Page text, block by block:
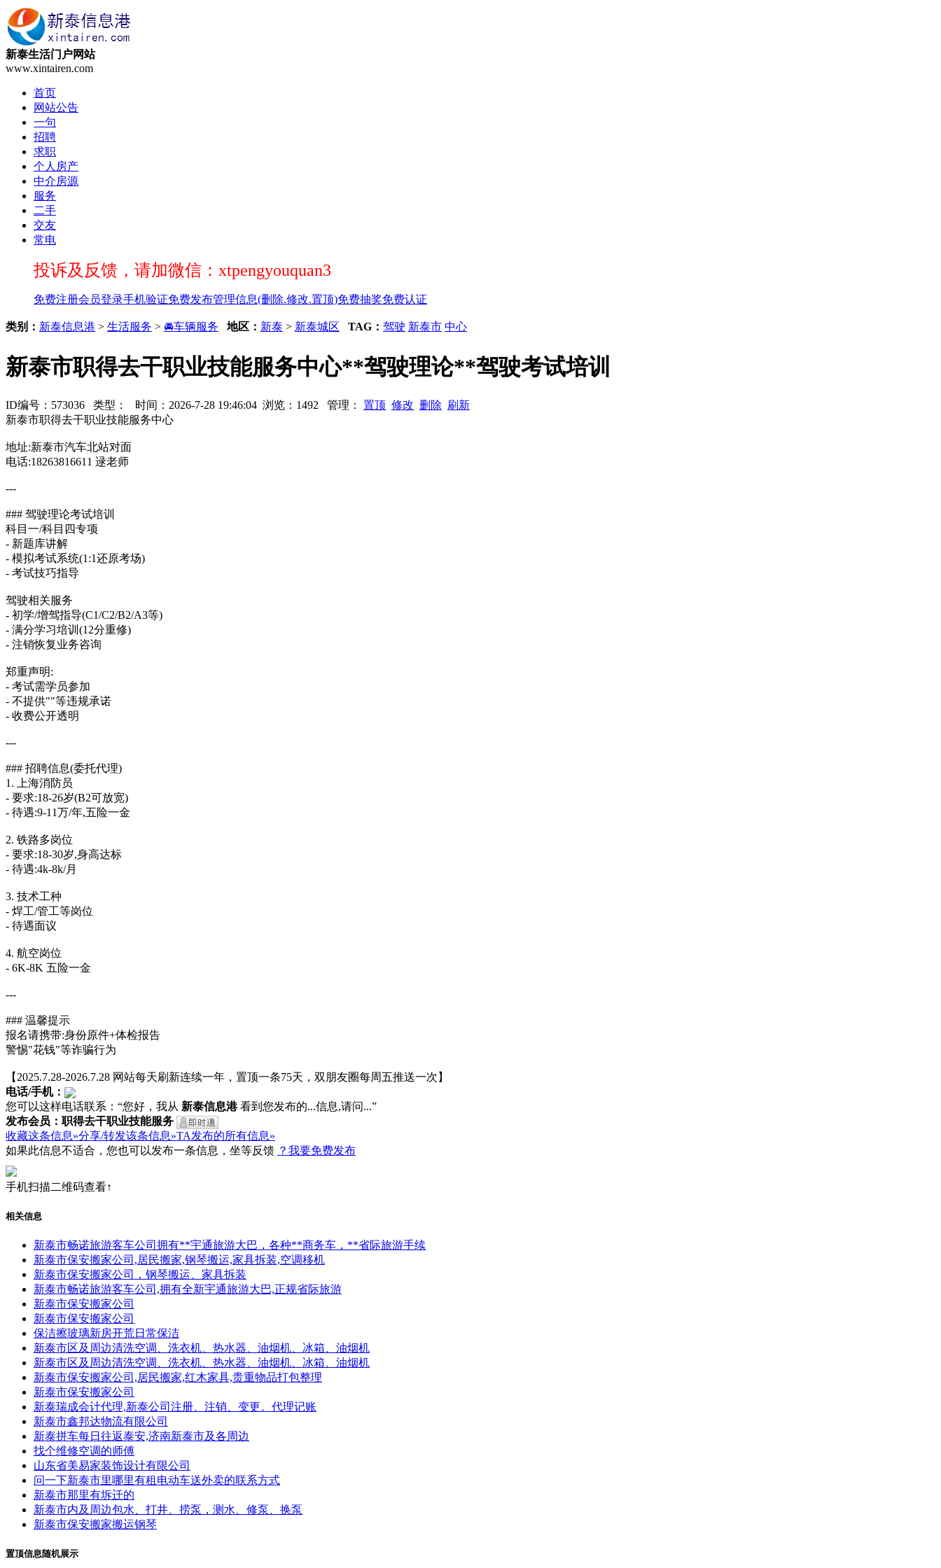
新泰生活门户网站
www.xintairen.com
首页
网站公告
一句
招聘
求职
个人房产
中介房源
服务
二手
交友
常电
投诉及反馈，请加微信：xtpengyouquan3
免费注册会员登录手机验证免费发布管理信息(删除.修改.置顶)免费抽奖免费认证
类别： 新泰信息港 > 生活服务 > 🚘车辆服务 地区： 新泰 > 新泰城区 TAG： 驾驶 新泰市 中心
新泰市职得去干职业技能服务中心**驾驶理论**驾驶考试培训
ID编号：573036 类型： 时间：2026-7-28 19:46:04 浏览：1492 管理： 置顶 修改 删除 刷新
新泰市职得去干职业技能服务中心
地址:新泰市汽车北站对面
电话:18263816611 逯老师
---
### 驾驶理论考试培训
科目一/科目四专项
- 新题库讲解
- 模拟考试系统(1:1还原考场)
- 考试技巧指导
驾驶相关服务
- 初学/增驾指导(C1/C2/B2/A3等)
- 满分学习培训(12分重修)
- 注销恢复业务咨询
郑重声明:
- 考试需学员参加
- 不提供""等违规承诺
- 收费公开透明
---
### 招聘信息(委托代理)
1. 上海消防员
- 要求:18-26岁(B2可放宽)
- 待遇:9-11万/年,五险一金
2. 铁路多岗位
- 要求:18-30岁,身高达标
- 待遇:4k-8k/月
3. 技术工种
- 焊工/管工等岗位
- 待遇面议
4. 航空岗位
- 6K-8K 五险一金
---
### 温馨提示
报名请携带:身份原件+体检报告
警惕"花钱"等诈骗行为
【2025.7.28-2026.7.28 网站每天刷新连续一年，置顶一条75天，双朋友圈每周五推送一次】
电话/手机：
您可以这样电话联系：“您好，我从 新泰信息港看到您发布的...信息,请问...”
发布会员：职得去干职业技能服务
收藏这条信息»分享/转发该条信息»TA发布的所有信息»
如果此信息不适合，您也可以发布一条信息，坐等反馈 ？我要免费发布
手机扫描二维码查看↑
相关信息
新泰市畅诺旅游客车公司拥有**宇通旅游大巴，各种**商务车，**省际旅游手续
新泰市保安搬家公司,居民搬家,钢琴搬运,家具拆装,空调移机
新泰市保安搬家公司，钢琴搬运、家具拆装
新泰市畅诺旅游客车公司,拥有全新宇通旅游大巴,正规省际旅游
新泰市保安搬家公司
新泰市保安搬家公司
保洁擦玻璃新房开荒日常保洁
新泰市区及周边清洗空调、洗衣机、热水器、油烟机、冰箱、油烟机
新泰市区及周边清洗空调、洗衣机、热水器、油烟机、冰箱、油烟机
新泰市保安搬家公司,居民搬家,红木家具,贵重物品打包整理
新泰市保安搬家公司
新泰瑞成会计代理,新泰公司注册、注销、变更。代理记账
新泰市鑫邦达物流有限公司
新泰拼车每日往返泰安,济南新泰市及各周边
找个维修空调的师傅
山东省美易家装饰设计有限公司
问一下新泰市里哪里有租电动车送外卖的联系方式
新泰市那里有坼迁的
新泰市内及周边包水、打井、捞泵，测水、修泵、换泵
新泰市保安搬家搬运钢琴
置顶信息随机展示